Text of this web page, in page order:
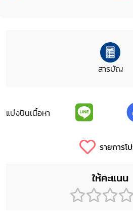
สารบัญ
แบ่งปันเนื้อหา
รายการโ
ให้คะแนน